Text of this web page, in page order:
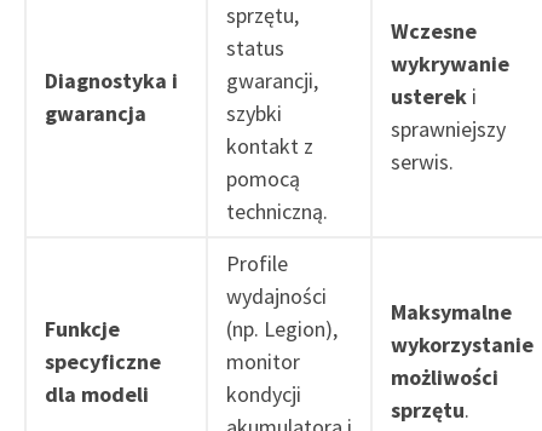
Diagnostyka i
gwarancja
sprzętu,
status
gwarancji,
szybki
kontakt z
pomocą
techniczną.
Wczesne
wykrywanie
usterek i
sprawniejszy
serwis.
Funkcje
specyficzne
dla modeli
Profile
wydajności
(np. Legion),
monitor
kondycji
Maksymalne
wykorzystanie
możliwości
sprzętu.